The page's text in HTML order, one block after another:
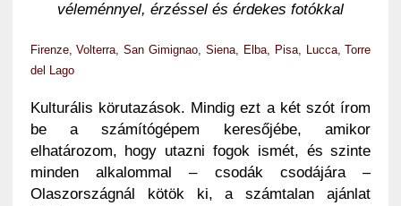
véleménnyel, érzéssel és érdekes fotókkal
Firenze, Volterra, San Gimignao, Siena, Elba, Pisa, Lucca, Torre
del Lago
Kulturális körutazások. Mindig ezt a két szót írom
be a számítógépem keresőjébe, amikor
elhatározom, hogy utazni fogok ismét, és szinte
minden alkalommal – csodák csodájára –
Olaszországnál kötök ki, a számtalan ajánlat